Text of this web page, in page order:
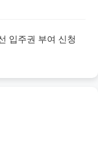
입주권 부여 신청